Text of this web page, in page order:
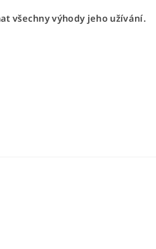
všechny výhody jeho užívání.